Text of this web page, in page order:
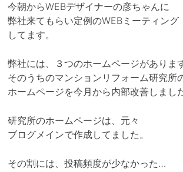
今朝からWEBデザイナーの彦ちゃんに
弊社来てもらい定例のWEBミーティング
してます。
弊社には、３つのホームページがありま
そのうちのマンションリフォーム研究所
ホームページを今月から内部改善しまし
研究所のホームページは、元々
ブログメインで作成してました。
その割には、投稿頻度が少なかった…